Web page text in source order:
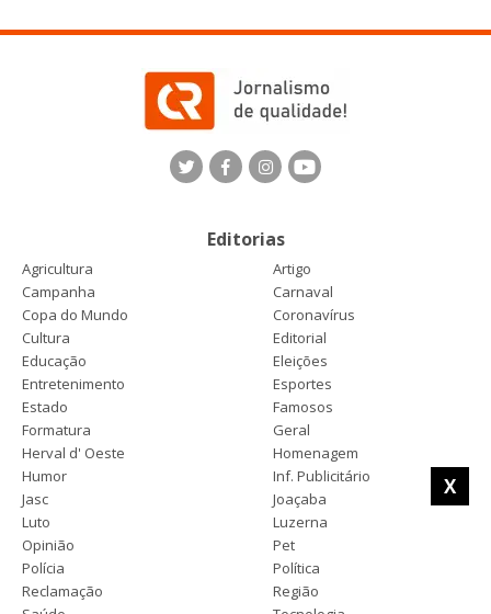
X
Editorias
Agricultura
Artigo
Campanha
Carnaval
Copa do Mundo
Coronavírus
Cultura
Editorial
Educação
Eleições
Entretenimento
Esportes
Estado
Famosos
Formatura
Geral
Herval d' Oeste
Homenagem
Humor
Inf. Publicitário
Jasc
Joaçaba
Luto
Luzerna
Opinião
Pet
Polícia
Política
Reclamação
Região